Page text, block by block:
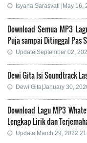
Isyana Sarasvati |May 16,
Download Semua MP3
Puja sampai Ditinggal Pas
Update|September 02,
Dewi Gita Isi Soundtrack
Dewi Gita|January 30,
Download Lagu MP3
Lengkap Lirik dan
Update|March 29, 2022